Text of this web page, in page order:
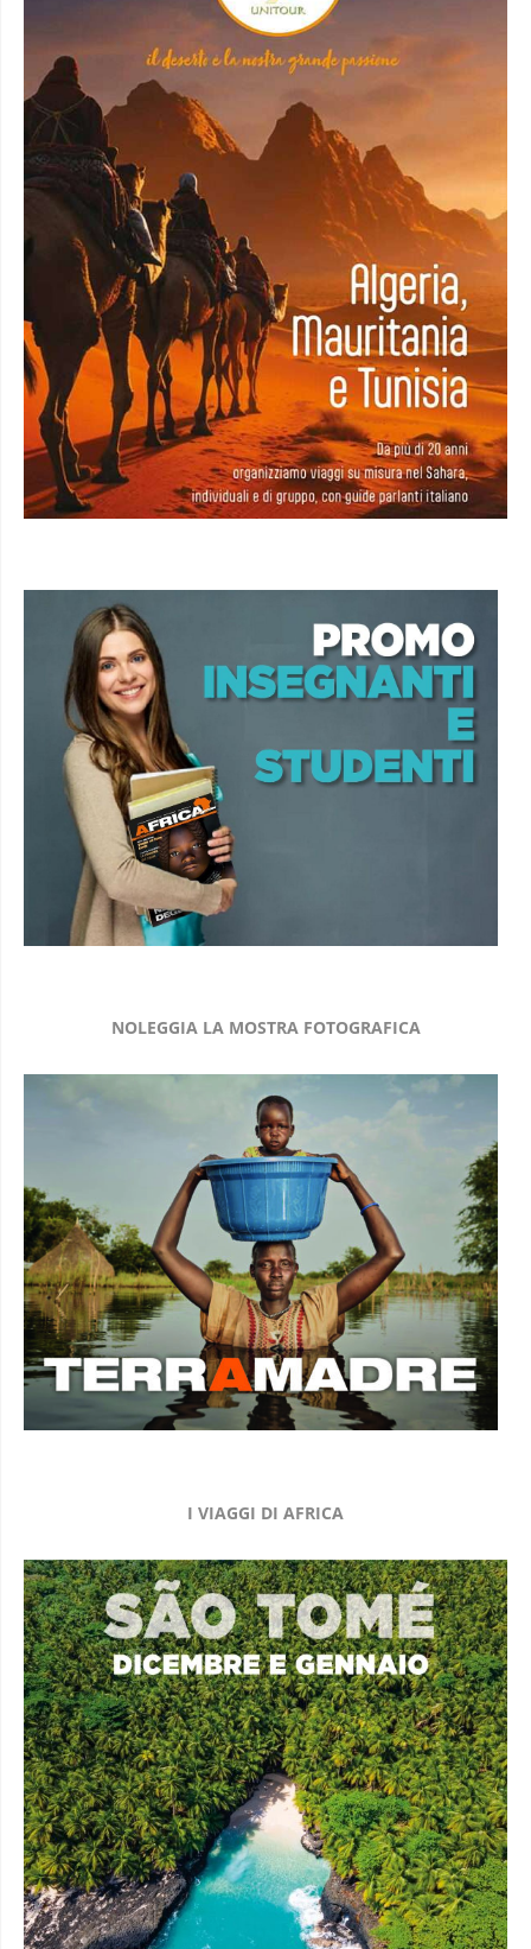
NOLEGGIA LA MOSTRA FOTOGRAFICA
I VIAGGI DI AFRICA